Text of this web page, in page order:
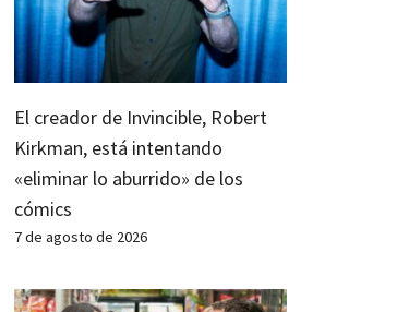
El creador de Invincible, Robert
Kirkman, está intentando
«eliminar lo aburrido» de los
cómics
7 de agosto de 2026